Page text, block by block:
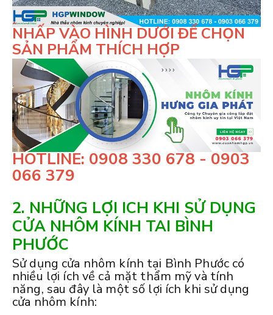
NHẤP VÀO HÌNH DƯỚI ĐỂ CHỌN
SẢN PHẨM THÍCH HỢP
HOTLINE: 0908 330 678 - 0903
066 379
2. NHỮNG LỢI ICH KHI SỬ DỤNG
CỬA NHÔM KÍNH TAI BÌNH
PHƯỚC
Sử dụng cửa nhôm kính tại Bình Phước có
nhiều lợi ích về cả mặt thẩm mỹ và tính
năng, sau đây là một số lợi ích khi sử dụng
cửa nhôm kính: